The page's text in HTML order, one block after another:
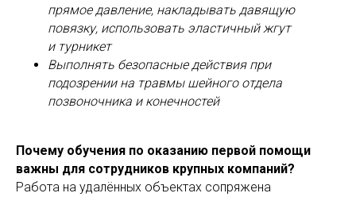
прямое давление, накладывать давящую
повязку, использовать эластичный жгут
и турникет
Выполнять безопасные действия при
подозрении на травмы шейного отдела
позвоночника и конечностей
Почему обучения по оказанию первой помощи
важны для сотрудников крупных компаний?
Работа на удалённых объектах сопряжена